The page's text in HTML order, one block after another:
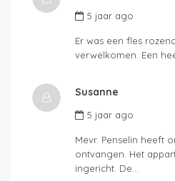
5 jaar ago
Er was een fles
verwelkomen. Een
Susanne
5 jaar ago
Mevr. Penselin heeft
ontvangen. Het
ingericht. De…